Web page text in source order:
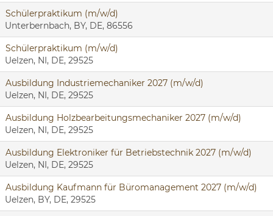
Schülerpraktikum (m/w/d)
Unterbernbach, BY, DE, 86556
Schülerpraktikum (m/w/d)
Uelzen, NI, DE, 29525
Ausbildung Industriemechaniker 2027 (m/w/d)
Uelzen, NI, DE, 29525
Ausbildung Holzbearbeitungsmechaniker 2027 (m/w/d)
Uelzen, NI, DE, 29525
Ausbildung Elektroniker für Betriebstechnik 2027 (m/w/d)
Uelzen, NI, DE, 29525
Ausbildung Kaufmann für Büromanagement 2027 (m/w/d)
Uelzen, BY, DE, 29525